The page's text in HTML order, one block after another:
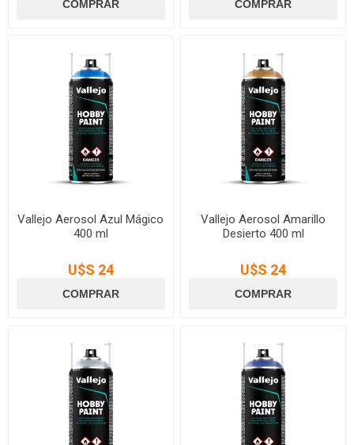
Vallejo Aerosol Azul Mágico
400 ml
U$S 24
Vallejo Aerosol Amarillo
Desierto 400 ml
U$S 24